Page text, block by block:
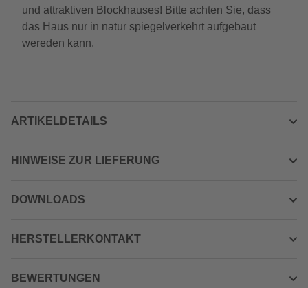
und attraktiven Blockhauses! Bitte achten Sie, dass
das Haus nur in natur spiegelverkehrt aufgebaut
wereden kann.
ARTIKELDETAILS
HINWEISE ZUR LIEFERUNG
DOWNLOADS
HERSTELLERKONTAKT
BEWERTUNGEN